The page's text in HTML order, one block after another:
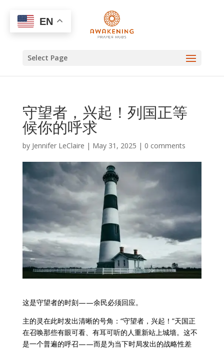
Select Page
守望者，兴起！列国正等
候你的呼求
by Jennifer LeClaire | May 31, 2025 | 0 comments
这是守望者的时刻——余民必须回应。
主的灵在此时发出清晰的号角：“守望者，兴起！”天国正
在召唤那些有眼可看、有耳可听的人重新站上城墙。这不
是一个普遍的呼召——而是为当下时局发出的战略性差
EN